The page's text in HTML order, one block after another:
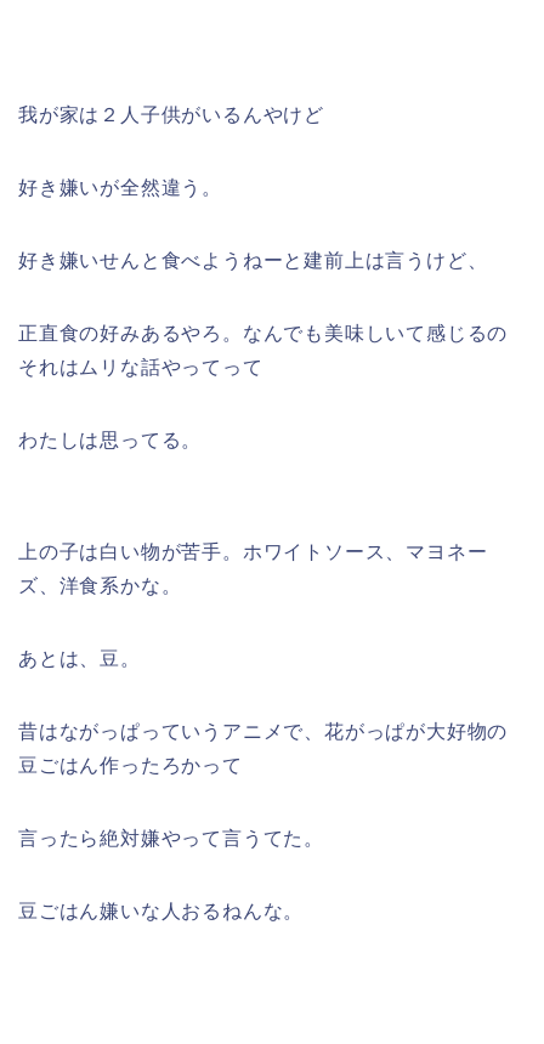
我が家は２人子供がいるんやけど
好き嫌いが全然違う。
好き嫌いせんと食べようねーと建前上は言うけど、
正直食の好みあるやろ。なんでも美味しいて感じるの
それはムリな話やってって
わたしは思ってる。
上の子は白い物が苦手。ホワイトソース、マヨネー
ズ、洋食系かな。
あとは、豆。
昔はながっぱっていうアニメで、花がっぱが大好物の
豆ごはん作ったろかって
言ったら絶対嫌やって言うてた。
豆ごはん嫌いな人おるねんな。